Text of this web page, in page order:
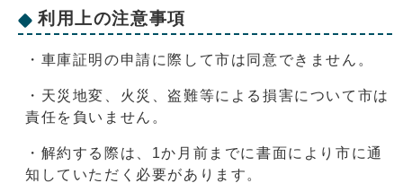
利用上の注意事項
・車庫証明の申請に際して市は同意できません。
・天災地変、火災、盗難等による損害について市は
責任を負いません。
・解約する際は、1か月前までに書面により市に通
知していただく必要があります。